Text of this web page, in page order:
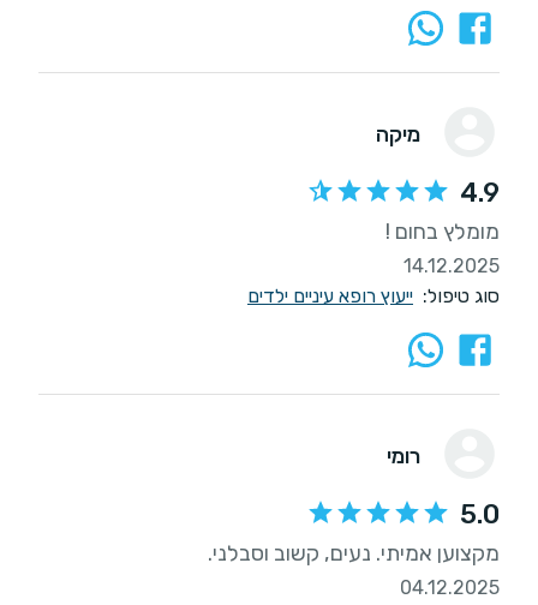
מיקה
4.9
מומלץ בחום !
14.12.2025
סוג טיפול: ייעוץ רופא עיניים ילדים
רומי
5.0
מקצוען אמיתי. נעים, קשוב וסבלני.
04.12.2025